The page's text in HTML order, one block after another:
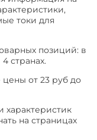
токи для
позиций: в
странах.
от 23 руб до
характеристик
на страницах